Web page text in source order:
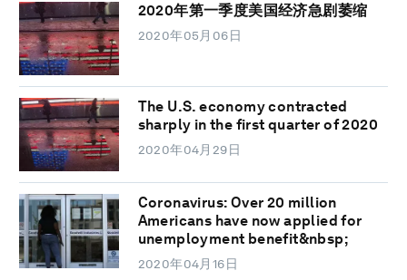
2020年第一季度美国经济急剧萎缩
2020年05月06日
The U.S. economy contracted
sharply in the first quarter of 2020
2020年04月29日
Coronavirus: Over 20 million
Americans have now applied for
unemployment benefit&nbsp;
2020年04月16日